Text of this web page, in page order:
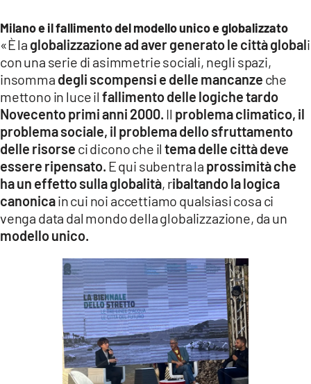
Milano e il fallimento del modello unico e globalizzato
«È la globalizzazione ad aver generato le città globali
con una serie di asimmetrie sociali, negli spazi,
insomma degli scompensi e delle mancanze che
mettono in luce il fallimento delle logiche tardo
Novecento primi anni 2000. Il problema climatico, il
problema sociale, il problema dello sfruttamento
delle risorse ci dicono che il tema delle città deve
essere ripensato. E qui subentra la prossimità che
ha un effetto sulla globalità, ribaltando la logica
canonicain cui noi accettiamo qualsiasi cosa ci
venga data dal mondo della globalizzazione, da un
modello unico.